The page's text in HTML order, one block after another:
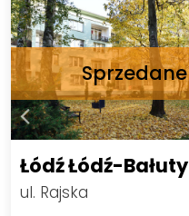
Łódź Łódź-Bałuty
ul. Rajska